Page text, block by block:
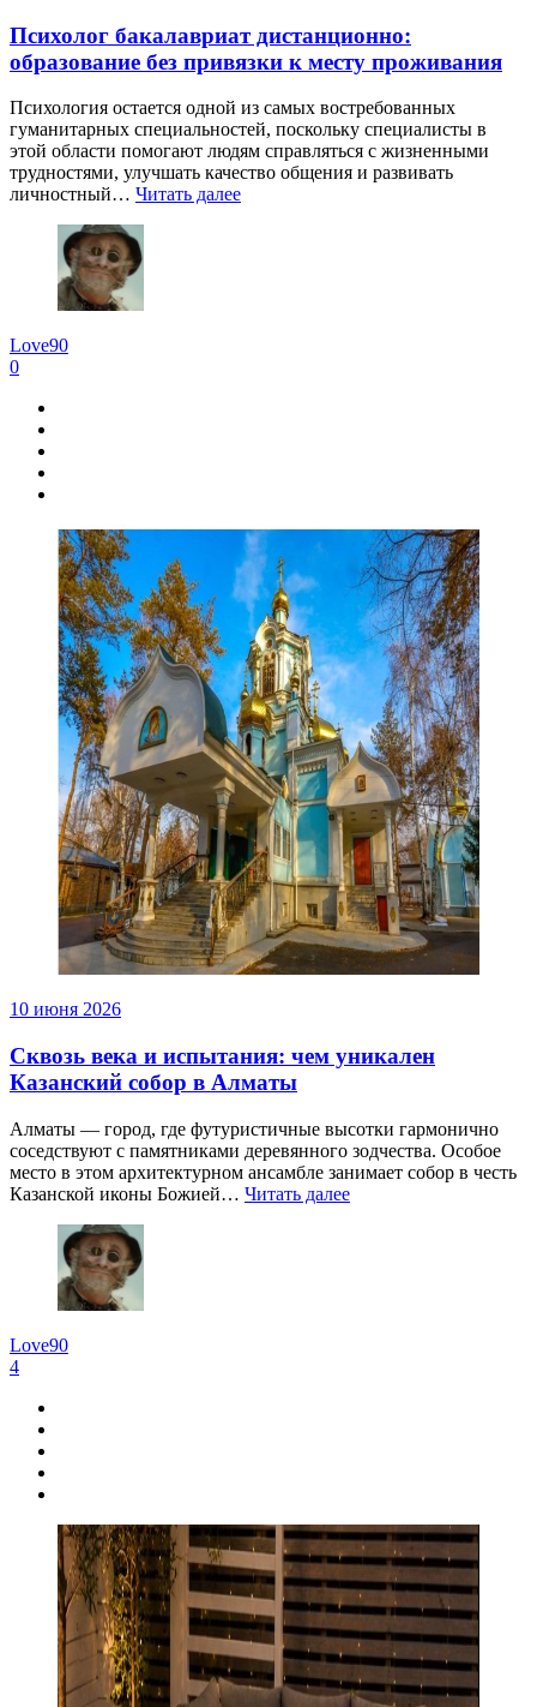
Психолог бакалавриат дистанционно:
образование без привязки к месту проживания
Психология остается одной из самых востребованных
гуманитарных специальностей, поскольку специалисты в
этой области помогают людям справляться с жизненными
трудностями, улучшать качество общения и развивать
личностный… Читать далее
Love90
0
10 июня 2026
Сквозь века и испытания: чем уникален
Казанский собор в Алматы
Алматы — город, где футуристичные высотки гармонично
соседствуют с памятниками деревянного зодчества. Особое
место в этом архитектурном ансамбле занимает собор в честь
Казанской иконы Божией… Читать далее
Love90
4